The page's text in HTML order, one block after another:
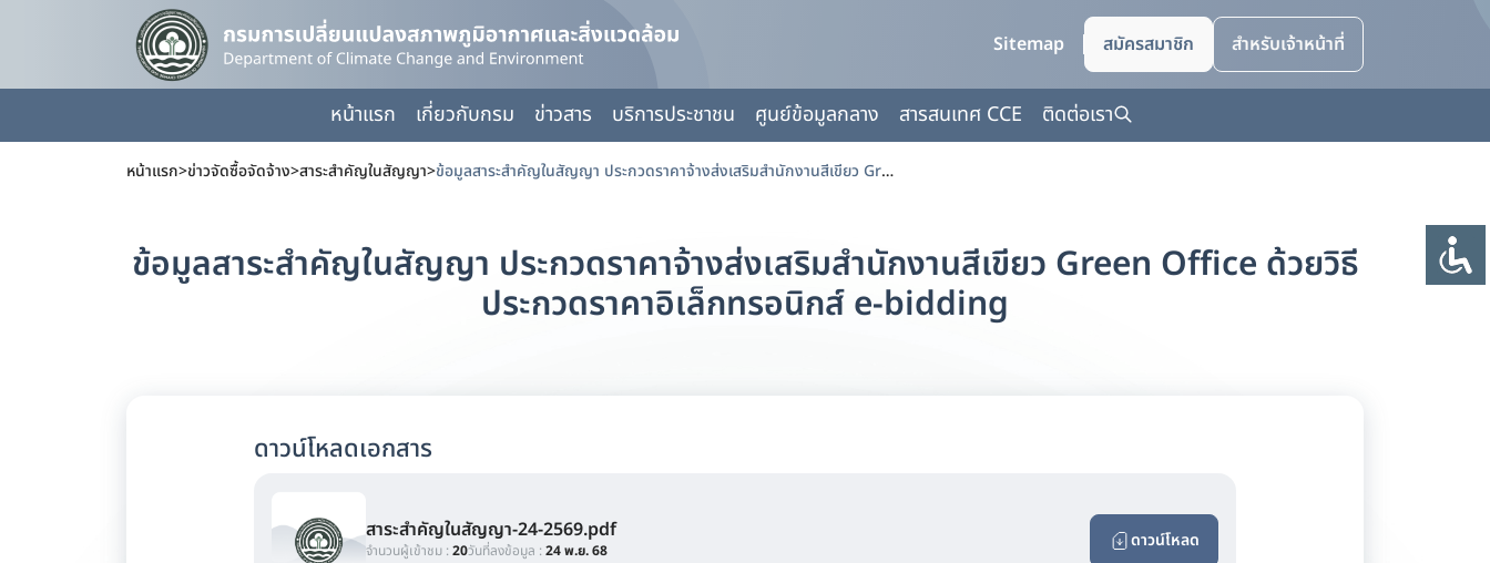
Sitemap สมัครสมาชิก สำหรับเจ้าหน้าที่
หน้าแรก เกี่ยวกับกรม ข่าวสาร บริการประชาชน ศูนย์ข้อมูลกลาง สารสนเทศ CCE ติดต่อเรา
หน้าแรก>ข่าวจัดซื้อจัดจ้าง>สาระสำคัญในสัญญา> ข้อมูลสาระสำคัญในสัญญา ประกวดราคาจ้างส่งเสริมสำนักงานสีเขียว Green Office ด้วยวิธีประกวดราคาอิเล็กทรอนิกส์ e-bidding
ข้อมูลสาระสำคัญในสัญญา ประกวดราคาจ้างส่งเสริมสำนักงานสีเขียว Green Office ด้วยวิธี
ประกวดราคาอิเล็กทรอนิกส์ e-bidding
ดาวน์โหลดเอกสาร
สาระสำคัญในสัญญา-24-2569.pdf
จำนวนผู้เข้าชม :20วันที่ลงข้อมูล :24 พ.ย. 68 ดาวน์โหลด